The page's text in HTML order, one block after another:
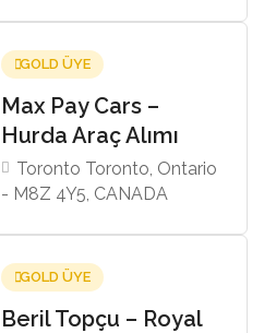
GOLD ÜYE
Max Pay Cars –
Hurda Araç Alımı
Toronto Toronto, Ontario
- M8Z 4Y5, CANADA
GOLD ÜYE
Beril Topçu – Royal